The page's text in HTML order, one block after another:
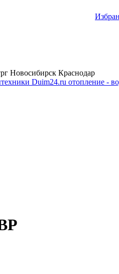
Новосибирск Краснодар
отопление -